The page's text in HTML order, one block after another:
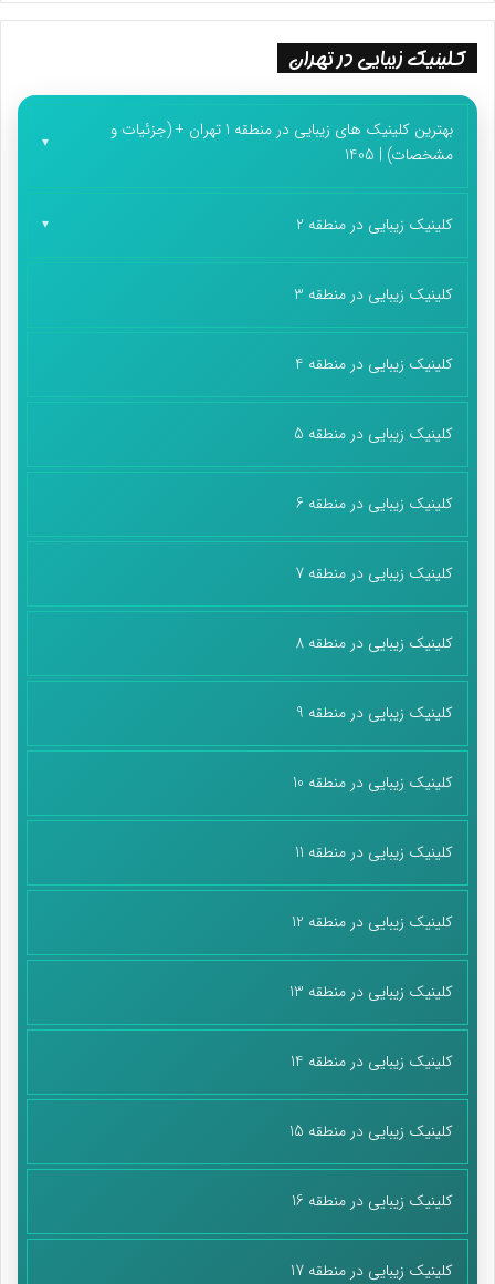
کلینیک زیبایی در تهران
بهترین کلینیک های زیبایی در منطقه 1 تهران + (جزئیات و
مشخصات) | 1405
کلینیک زیبایی در منطقه 2
کلینیک زیبایی در منطقه 3
کلینیک زیبایی در منطقه 4
کلینیک زیبایی در منطقه 5
کلینیک زیبایی در منطقه 6
کلینیک زیبایی در منطقه 7
کلینیک زیبایی در منطقه 8
کلینیک زیبایی در منطقه 9
کلینیک زیبایی در منطقه 10
کلینیک زیبایی در منطقه 11
کلینیک زیبایی در منطقه 12
کلینیک زیبایی در منطقه 13
کلینیک زیبایی در منطقه 14
کلینیک زیبایی در منطقه 15
کلینیک زیبایی در منطقه 16
کلینیک زیبایی در منطقه 17